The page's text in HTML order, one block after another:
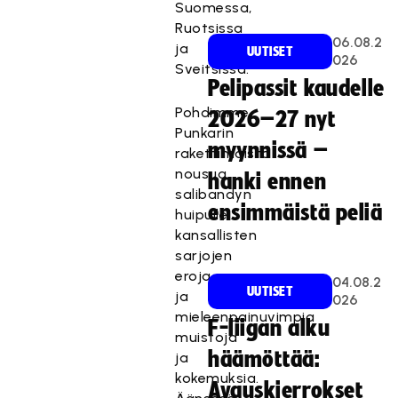
Suomessa,
Ruotsissa
ja
Sveitsissä.
Pohdimme
Punkarin
rakettimaista
nousua
salibandyn
huipulle,
kansallisten
sarjojen
eroja
ja
mieleenpainuvimpia
muistoja
ja
kokemuksia.
UUTISET
06.08.2
026
Pelipassit kaudelle
2026–27 nyt
myynnissä –
hanki ennen
ensimmäistä peliä
UUTISET
04.08.2
026
F-liigan alku
häämöttää:
Avauskierrokset